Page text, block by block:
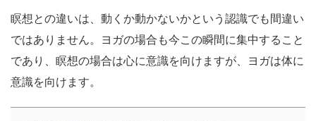
瞑想との違いは、動くか動かないかという認識でも間違い
ではありません。ヨガの場合も今この瞬間に集中すること
であり、瞑想の場合は心に意識を向けますが、ヨガは体に
意識を向けます。